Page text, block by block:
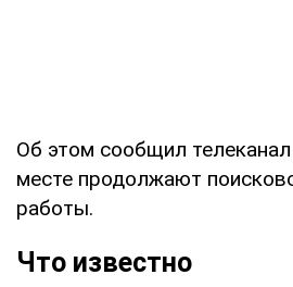
Об этом сообщил телеканал
месте продолжают
работы.
Что известно